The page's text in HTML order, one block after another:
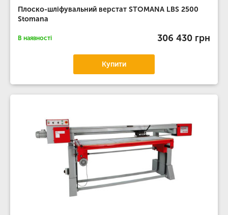
Плоско-шліфувальний верстат STOMANA LBS 2500
Stomana
В наявності 306 430 грн
Купити